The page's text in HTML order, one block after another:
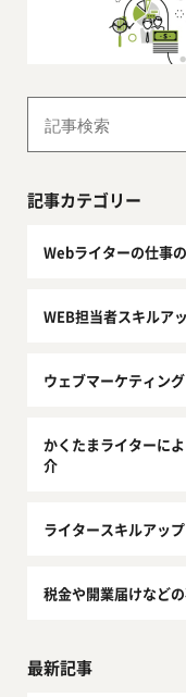
記事カテゴリー
Webライターの仕事
WEB担当者スキルア
ウェブマーケティング
かくたまライターに
介
ライタースキルアップ
税金や開業届けなど
最新記事